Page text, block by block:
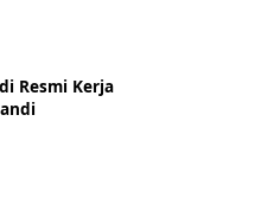
Resmi Kerja